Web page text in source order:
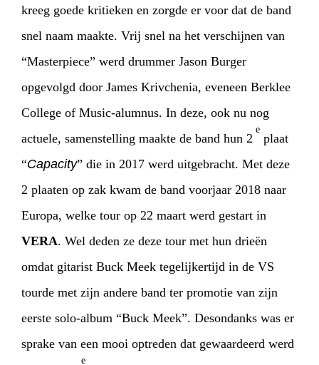
ARTDIVISIONFOTO’SNIEUWS
INFOWEBSHOPMIJN TICKETS
kreeg goede kritieken en zorgde er voor dat de band
snel naam maakte. Vrij snel na het verschijnen van
“Masterpiece” werd drummer Jason Burger
opgevolgd door James Krivchenia, eveneen Berklee
College of Music-alumnus. In deze, ook nu nog
actuele, samenstelling maakte de band hun 2
e
plaat
“Capacity” die in 2017 werd uitgebracht. Met deze
2 plaaten op zak kwam de band voorjaar 2018 naar
Europa, welke tour op 22 maart werd gestart in
VERA. Wel deden ze deze tour met hun drieën
omdat gitarist Buck Meek tegelijkertijd in de VS
tourde met zijn andere band ter promotie van zijn
eerste solo-album “Buck Meek”. Desondanks was er
sprake van een mooi optreden dat gewaardeerd werd
e